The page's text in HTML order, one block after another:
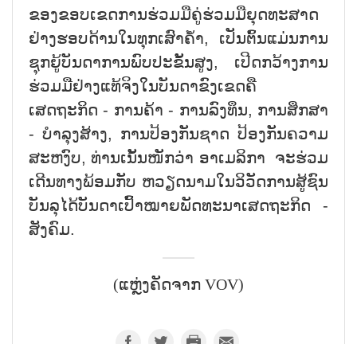
ຂອງຂອບເຂດການຮ່ວມມືຄູ່ຮ່ວມມືຍຸດທະສາດ
ຢ່າງຮອບດ້ານໃນທຸກເສົາຄ້ຳ, ເປັນຕົ້ນແມ່ນການ
ຊຸກຍູ້ບັນດາການພົບປະຂັ້ນສູງ, ເປີດກວ້າງການ
ຮ່ວມມືຢ່າງແທ້ຈິງໃນບັນດາຂົງເຂດຄື
ເສດຖະກິດ - ການຄ້າ - ການລົງທຶນ, ການສຶກສາ
- ບຳລຸງສ້າງ, ການປ້ອງກັນຊາດ ປ້ອງກັນຄວາມ
ສະຫງົບ, ທ່ານເນັ້ນໜັກວ່າ ອາເມລິກາ ຈະຮ່ວມ
ເດີນທາງພ້ອມກັບ ຫວຽດນາມໃນວິວັດການສູ້ຊົນ
ບັນລຸໄດ້ບັນດາເປົ້າໝາຍພັດທະນາເສດຖະກິດ -
ສັງຄົມ.
(ແຫຼ່ງຄັດຈາກ VOV)